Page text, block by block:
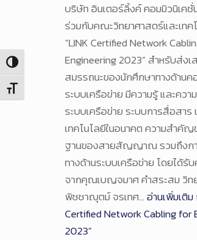
Toggle High Contrast
Toggle Font size
บริษัท อินเตอร์ลิ้งค์ คอมมิวนิเคชั่
ร่วมกับคณะวิทยาศาสตร์และเท
“LINK Certified Network
Engineering 2023” สำหรับส่ง
สมรรถนะของนักศึกษาทางด้านค
ระบบเครือข่าย มีความรู้ และควา
ระบบเครือข่าย ระบบการสื่อสาร
เทคโนโลยีในอนาคต ความสำคั
ฐานของสายสัญญาณ รวมถึงก
ทางด้านระบบเครือข่าย โดยได้รั
จากคุณเบญจมาศ คำสระสม วิ
พิชชาญุตม์ จรเทศ…อ่านเพิ่มเติม
Certified Network Cabling for
2023”